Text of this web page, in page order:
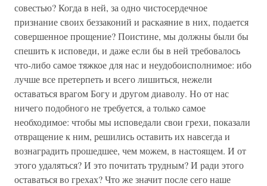
совестью? Когда в ней, за одно чистосердечное
признание своих беззаконий и раскаяние в них, подается
совершенное прощение? Поистине, мы должны были бы
спешить к исповеди, и даже если бы в ней требовалось
что-либо самое тяжкое для нас и неудобоисполнимое: ибо
лучше все претерпеть и всего лишиться, нежели
оставаться врагом Богу и другом диаволу. Но от нас
ничего подобного не требуется, а только самое
необходимое: чтобы мы исповедали свои грехи, показали
отвращение к ним, решились оставить их навсегда и
вознаградить прошедшее, чем можем, в настоящем. И от
этого удаляться? И это почитать трудным? И ради этого
оставаться во грехах? Что же значит после сего наше